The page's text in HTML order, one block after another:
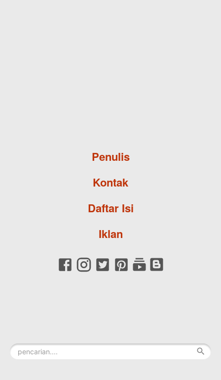
Penulis
Kontak
Daftar Isi
Iklan